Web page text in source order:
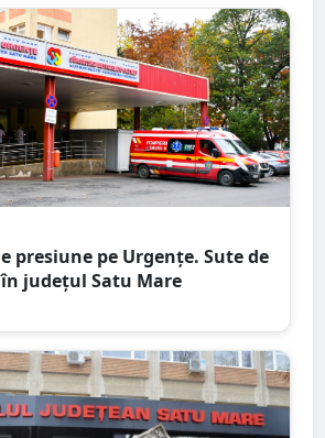
presiune pe Urgențe. Sute de
județul Satu Mare